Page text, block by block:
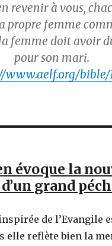
revenir à vous,
propre femme
femme doit avoir
pour son mari.
www.aelf.org/bible/
évoque la
grand
de l’Evangile
elle reflète bien la